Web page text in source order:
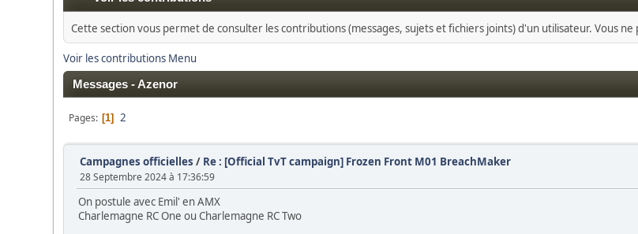
Cette section vous permet de consulter les contributions (messages, sujets et fichiers joints) d'un utilisateur. Vous
Voir les contributions Menu
Messages - Azenor
Pages 1 2
Campagnes officielles / Re : [Official TvT campaign] Frozen Front M01 BreachMaker
28 Septembre 2024 à 17:36:59
On postule avec Emil' en AMX
Charlemagne RC One ou Charlemagne RC Two